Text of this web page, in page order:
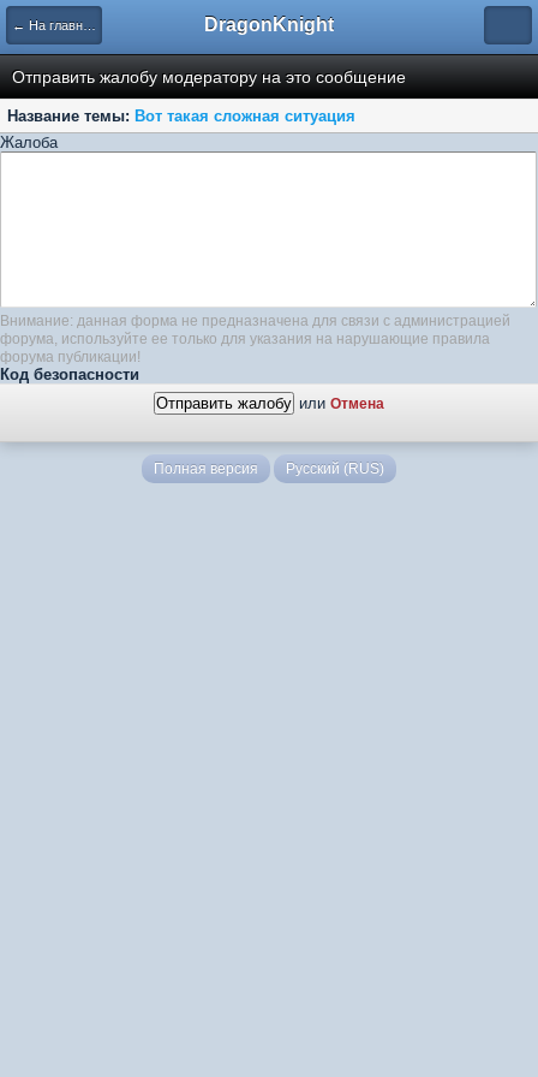
← На главную DragonKnight
Отправить жалобу модератору на это сообщение
Название темы: Вот такая сложная ситуация
Жалоба
Внимание: данная форма не предназначена для связи с администрацией
форума, используйте ее только для указания на нарушающие правила
форума публикации!
Код безопасности
или Отмена
Полная версия Русский (RUS)